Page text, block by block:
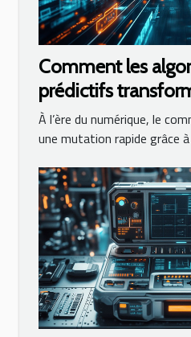
Comment les
prédictifs
commerce en
À l’ère du numérique, le
une mutation rapide grâce